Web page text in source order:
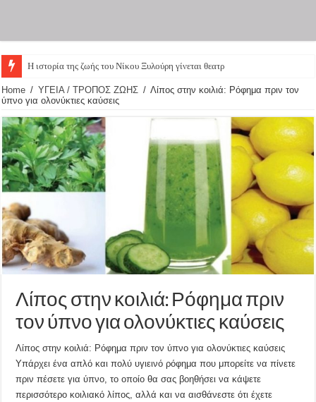
Η ιστορία της ζωής του Νίκου Ξυλούρη γίνεται θεατρική
Home / ΥΓΕΙΑ / ΤΡΟΠΟΣ ΖΩΗΣ / Λίπος στην κοιλιά: Ρόφημα πριν τον
ύπνο για ολονύκτιες καύσεις
Λίπος στην κοιλιά: Ρόφημα πριν
τον ύπνο για ολονύκτιες καύσεις
Λίπος στην κοιλιά: Ρόφημα πριν τον ύπνο για ολονύκτιες καύσεις
Υπάρχει ένα απλό και πολύ υγιεινό ρόφημα που μπορείτε να πίνετε
πριν πέσετε για ύπνο, το οποίο θα σας βοηθήσει να κάψετε
περισσότερο κοιλιακό λίπος, αλλά και να αισθάνεστε ότι έχετε